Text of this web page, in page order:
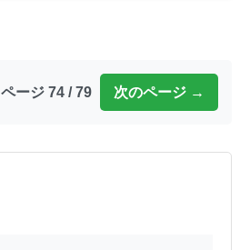
ページ 74 / 79 次のページ →